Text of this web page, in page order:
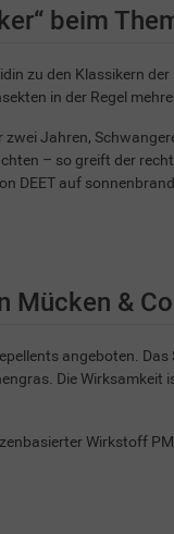
beim
zu den Klassikern
in der Regel
Jahren,
– so greift der
DEET auf
Mücken &
angeboten.
Die
Wirkstoff